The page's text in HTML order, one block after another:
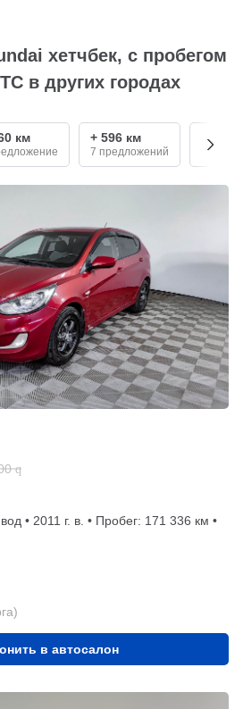
хетчбек, с пробегом
в других городах
км + 596 км
7 предложений
+ 890
5
q
• 2011 г. в. • Пробег: 171 336 км •
в автосалон